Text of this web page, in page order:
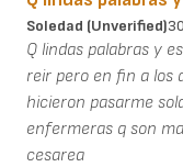
Soledad (unverified)
Q lindas palabras y
reir pero en fin a los
hicieron pasarme
enfermeras q son
cesarea